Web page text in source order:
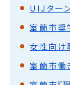
室蘭市奨